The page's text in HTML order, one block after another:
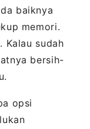
baiknya
memori.
. Kalau sudah
bersih-
opsi